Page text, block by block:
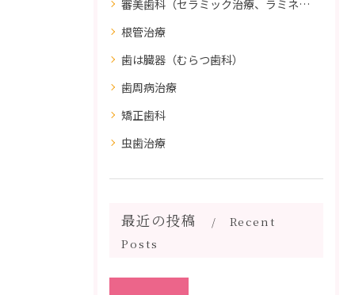
審美歯科（セラミック治療、ラミネートべニア、ダイレクトボンディング）
根管治療
歯は臓器（むらつ歯科）
歯周病治療
矯正歯科
虫歯治療
最近の投稿
Recent
Posts